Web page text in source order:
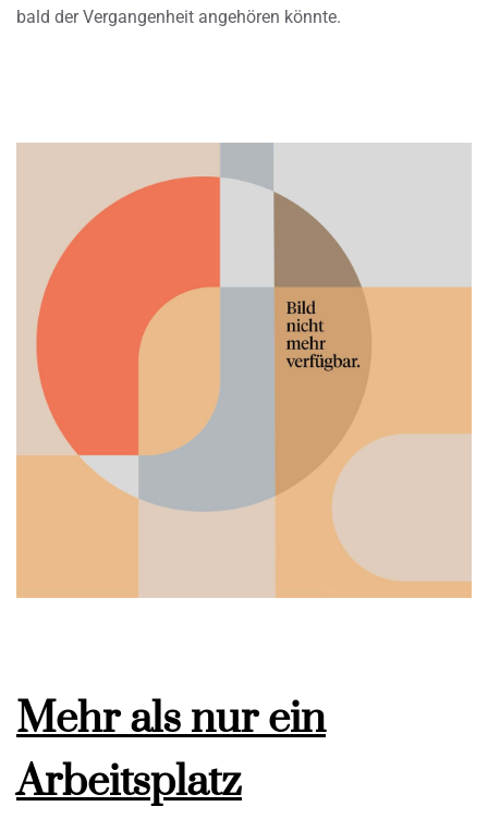
bald der Vergangenheit angehören könnte.
Mehr als nur ein
Arbeitsplatz